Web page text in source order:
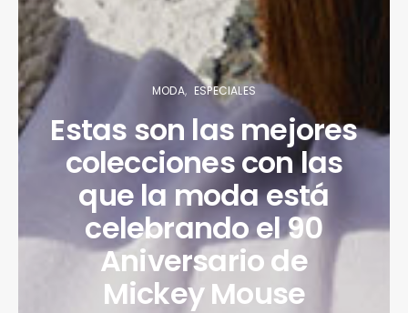
MODA ESPECIALES
Estas son las mejores
colecciones con las
que la moda está
celebrando el 90
Aniversario de
Mickey Mouse